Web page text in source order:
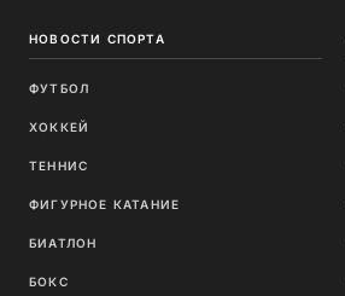
НОВОСТИ СПОРТА
ФУТБОЛ
ХОККЕЙ
ТЕННИС
ФИГУРНОЕ КАТАНИЕ
БИАТЛОН
БОКС